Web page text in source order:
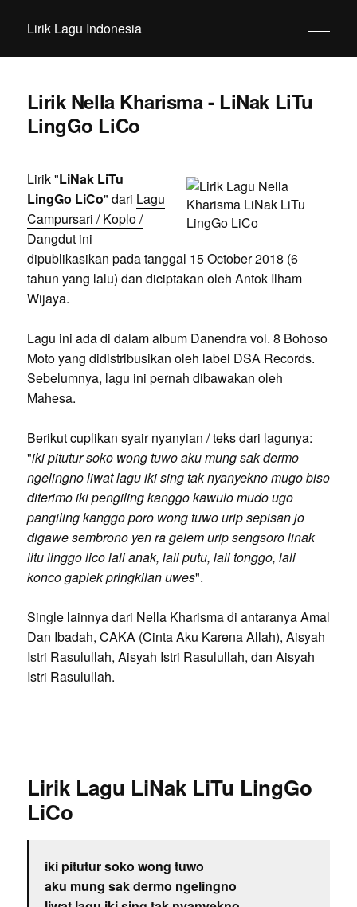
Lirik Lagu Indonesia
Lirik Nella Kharisma - LiNak LiTu
LingGo LiCo
Lirik "LiNak LiTu
LingGo LiCo" dari Lagu
Campursari / Koplo /
Dangdutini
dipublikasikan pada tanggal 15 October 2018 (6
tahun yang lalu) dan diciptakan oleh Antok Ilham
Wijaya.
Lagu ini ada di dalam album Danendra vol. 8 Bohoso
Moto yang didistribusikan oleh label DSA Records.
Sebelumnya, lagu ini pernah dibawakan oleh
Mahesa.
Berikut cuplikan syair nyanyian / teks dari lagunya:
"iki pitutur soko wong tuwo aku mung sak dermo
ngelingno liwat lagu iki sing tak nyanyekno mugo biso
diterimo iki pengiling kanggo kawulo mudo ugo
pangiling kanggo poro wong tuwo urip sepisan jo
digawe sembrono yen ra gelem urip sengsoro linak
litu linggo lico lali anak, lali putu, lali tonggo, lali
konco gaplek pringkilan uwes".
Single lainnya dari Nella Kharisma di antaranya Amal
Dan Ibadah, CAKA (Cinta Aku Karena Allah), Aisyah
Istri Rasulullah, Aisyah Istri Rasulullah, dan Aisyah
Istri Rasulullah.
Lirik Lagu LiNak LiTu LingGo
LiCo
iki pitutur soko wong tuwo
aku mung sak dermo ngelingno